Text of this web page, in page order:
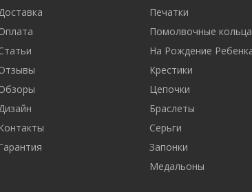
Контакты
Гарантия
Печатки
Помолвочные кольца
На Рождение
Крестики
Цепочки
Браслеты
Серьги
Запонки
Медальоны